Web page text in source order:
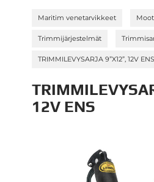
Maritim venetarvikkeet
Trimmijärjestelmät
TRIMMILEVYSARJA 9”X12”, 12V ENS
12V ENS